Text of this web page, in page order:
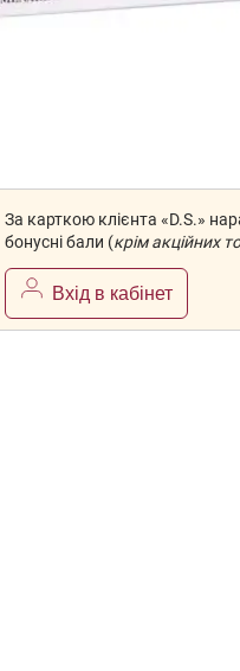
За карткою клієнта «D.S.»
бонусні бали (крім акційних
Вхід в кабінет